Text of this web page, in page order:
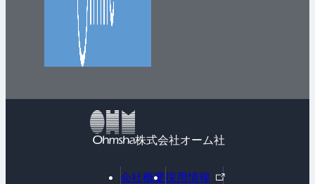
株式会社オーム社
会社概要採用情報
外